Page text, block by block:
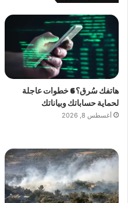
هاتفك سُرق؟ 6 خطوات عاجلة
لحماية حساباتك وبياناتك
أغسطس 8, 2026